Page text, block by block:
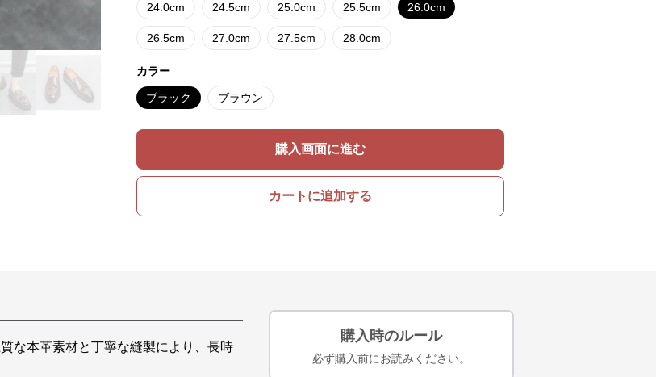
24.0cm 24.5cm 25.0cm 25.5cm 26.0cm
26.5cm 27.0cm 27.5cm 28.0cm
カラー
ブラック ブラウン
購入画面に進む
カートに追加する
な本革素材と丁寧な縫製により、長時
購入時のルール
必ず購入前にお読みください。